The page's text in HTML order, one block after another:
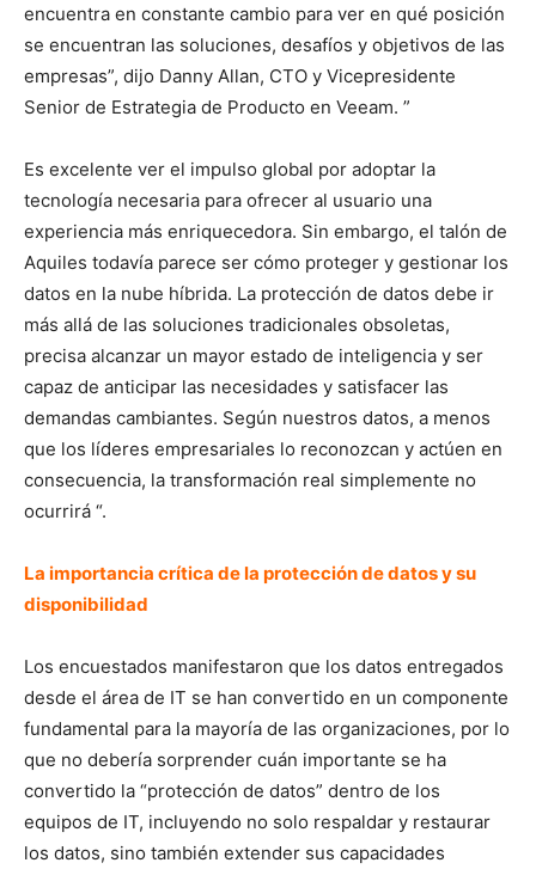
encuentra en constante cambio para ver en qué posición
se encuentran las soluciones, desafíos y objetivos de las
empresas”, dijo Danny Allan, CTO y Vicepresidente
Senior de Estrategia de Producto en Veeam. ”
Es excelente ver el impulso global por adoptar la
tecnología necesaria para ofrecer al usuario una
experiencia más enriquecedora. Sin embargo, el talón de
Aquiles todavía parece ser cómo proteger y gestionar los
datos en la nube híbrida. La protección de datos debe ir
más allá de las soluciones tradicionales obsoletas,
precisa alcanzar un mayor estado de inteligencia y ser
capaz de anticipar las necesidades y satisfacer las
demandas cambiantes. Según nuestros datos, a menos
que los líderes empresariales lo reconozcan y actúen en
consecuencia, la transformación real simplemente no
ocurrirá “.
La importancia crítica de la protección de datos y su
disponibilidad
Los encuestados manifestaron que los datos entregados
desde el área de IT se han convertido en un componente
fundamental para la mayoría de las organizaciones, por lo
que no debería sorprender cuán importante se ha
convertido la “protección de datos” dentro de los
equipos de IT, incluyendo no solo respaldar y restaurar
los datos, sino también extender sus capacidades